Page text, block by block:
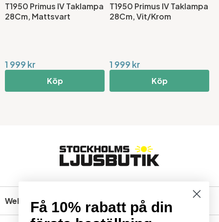
T1950 Primus IV Taklampa
28Cm, Mattsvart
1 999 kr
Köp
T1950 Primus IV Taklampa
28Cm, Vit/Krom
1 999 kr
Köp
WebbshopFå 10% rabatt på din